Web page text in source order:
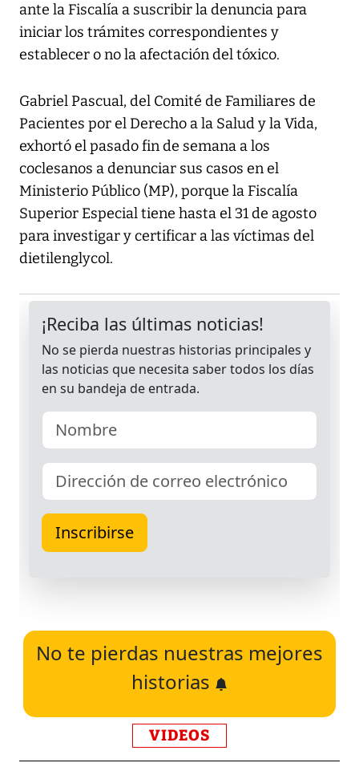
ante la Fiscalía a suscribir la denuncia para
iniciar los trámites correspondientes y
establecer o no la afectación del tóxico.
Gabriel Pascual, del Comité de Familiares de
Pacientes por el Derecho a la Salud y la Vida,
exhortó el pasado fin de semana a los
coclesanos a denunciar sus casos en el
Ministerio Público (MP), porque la Fiscalía
Superior Especial tiene hasta el 31 de agosto
para investigar y certificar a las víctimas del
dietilenglycol.
No te pierdas nuestras mejores
historias
VIDEOS